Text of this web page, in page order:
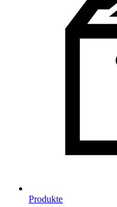
Produkte